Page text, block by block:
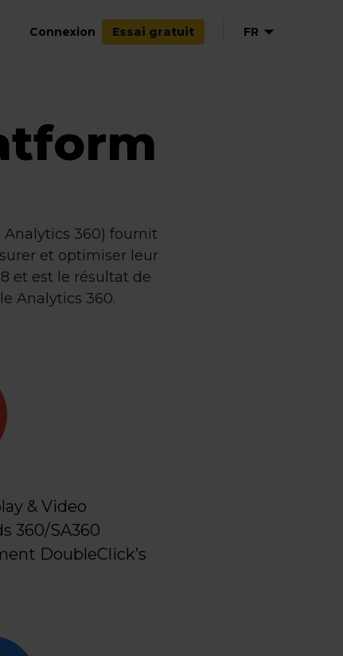
Connexion Essai gratuit FR
360) fournit
et optimiser leur
et est le résultat de
Analytics 360.
& Video
360/SA360
DoubleClick’s